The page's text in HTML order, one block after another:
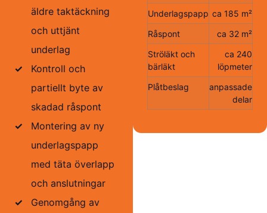
äldre taktäckning
och uttjänt
underlag
✓
Kontroll och
partiellt byte av
skadad råspont
✓
Montering av ny
underlagspapp
med täta överlapp
och anslutningar
✓
Genomgång av
Underlagspapp ca 185 m²
Råspont
ca 32 m²
Ströläkt och
bärläkt
ca 240
löpmeter
Plåtbeslag
anpassade
delar